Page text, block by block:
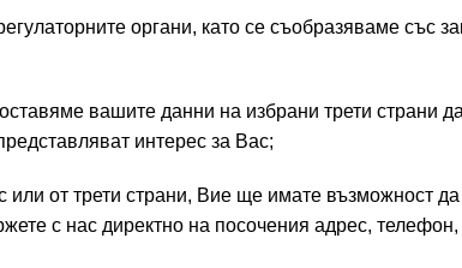
органи, като се съобразяваме със
вашите данни на избрани трети страни
интерес за Вас;
от трети страни, Вие ще имате възможност да
с нас директно на посочения адрес,